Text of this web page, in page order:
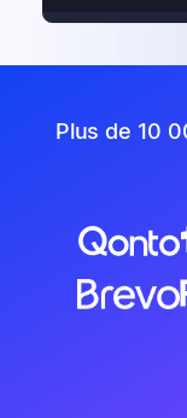
Plus de 10